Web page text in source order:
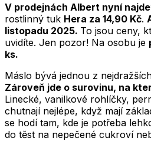
V prodejnách Albert nyní
rostlinný tuk Hera za 14,90 Kč.
listopadu 2025. To jsou ceny,
uvidíte. Jen pozor! Na osobu je
ks.
Máslo bývá jednou z
Zároveň jde o surovinu, na
Linecké, vanilkové rohlíčky,
chutnají nejlépe, když mají
se hodí tam, kde je potřeba
do těst na nepečené cukroví